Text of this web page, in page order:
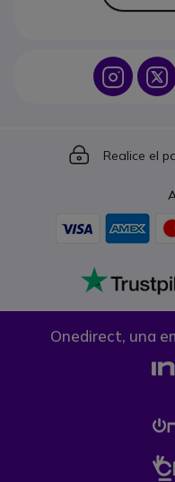
Icon
Icon
Realice el
Onedirect, una